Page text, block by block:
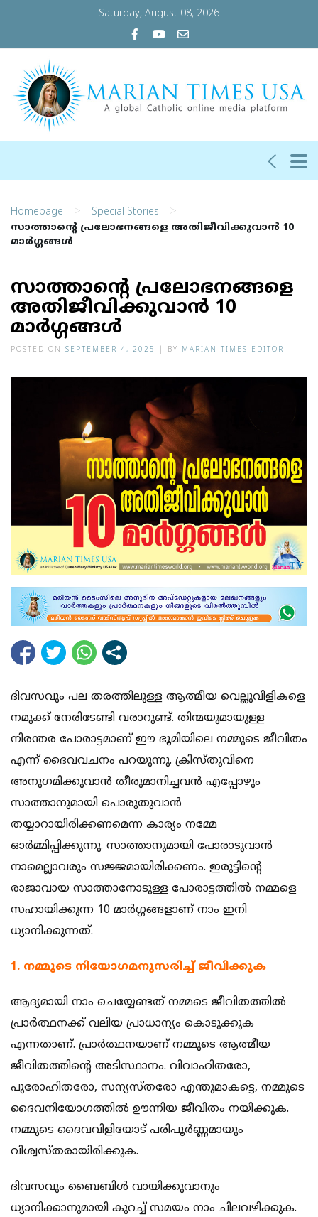
Saturday, August 08, 2026
Homepage > Special Stories >
സാത്താന്റെ പ്രലോഭനങ്ങളെ അതിജീവിക്കുവാൻ 10
മാര്‍ഗ്ഗങ്ങള്‍
സാത്താന്റെ പ്രലോഭനങ്ങളെ
അതിജീവിക്കുവാൻ 10
മാര്‍ഗ്ഗങ്ങള്‍
POSTED ON SEPTEMBER 4, 2025 BY MARIAN TIMES EDITOR
ദിവസവും പല തരത്തിലുള്ള ആത്മീയ വെല്ലുവിളികളെ
നമുക്ക് നേരിടേണ്ടി വരാറുണ്ട്. തിന്മയുമായുള്ള
നിരന്തര പോരാട്ടമാണ് ഈ ഭൂമിയിലെ നമ്മുടെ ജീവിതം
എന്ന് ദൈവവചനം പറയുന്നു. ക്രിസ്തുവിനെ
അനുഗമിക്കുവാന്‍ തീരുമാനിച്ചവന്‍ എപ്പോഴും
സാത്താനുമായി പൊരുതുവാന്‍
തയ്യാറായിരിക്കണമെന്ന കാര്യം നമ്മേ
ഓര്‍മ്മിപ്പിക്കുന്നു. സാത്താനുമായി പോരാടുവാന്‍
നാമെല്ലാവരും സജ്ജമായിരിക്കണം. ഇരുട്ടിന്റെ
രാജാവായ സാത്താനോടുള്ള പോരാട്ടത്തില്‍ നമ്മളെ
സഹായിക്കുന്ന 10 മാര്‍ഗ്ഗങ്ങളാണ് നാം ഇനി
ധ്യാനിക്കുന്നത്.
1. നമ്മുടെ നിയോഗമനുസരിച്ച് ജീവിക്കുക ‍
ആദ്യമായി നാം ചെയ്യേണ്ടത് നമ്മടെ ജീവിതത്തില്‍
പ്രാര്‍ത്ഥനക്ക് വലിയ പ്രാധാന്യം കൊടുക്കുക
എന്നതാണ്. പ്രാര്‍ത്ഥനയാണ് നമ്മുടെ ആത്മീയ
ജീവിതത്തിന്റെ അടിസ്ഥാനം. വിവാഹിതരോ,
പുരോഹിതരോ, സന്യസ്തരോ എന്തുമാകട്ടെ, നമ്മുടെ
ദൈവനിയോഗത്തില്‍ ഊന്നിയ ജീവിതം നയിക്കുക.
നമ്മുടെ ദൈവവിളിയോട് പരിപൂര്‍ണ്ണമായും
വിശ്വസ്തരായിരിക്കുക.
ദിവസവും ബൈബിള്‍ വായിക്കുവാനും
ധ്യാനിക്കാനുമായി കുറച്ച് സമയം നാം ചിലവഴിക്കുക.